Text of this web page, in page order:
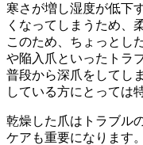
寒さが増し湿度が低下
くなってしまうため、
このため、ちょっとし
や陥入爪といったトラ
普段から深爪をしてし
している方にとっては
乾燥した爪はトラブル
ケアも重要になります。